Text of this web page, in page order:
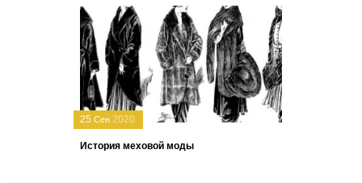
25 Сен 2020
История меховой моды